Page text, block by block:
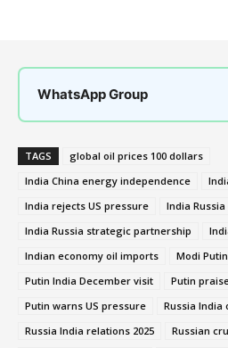
WhatsApp Group
TAGS
global oil prices 100 dollars
India China energy independence
India rejects US pressure
India
India Russia strategic partnership
Indian economy oil imports
Modi
Putin India December visit
Putin
Putin warns US pressure
Russia India
Russia India relations 2025
Russian